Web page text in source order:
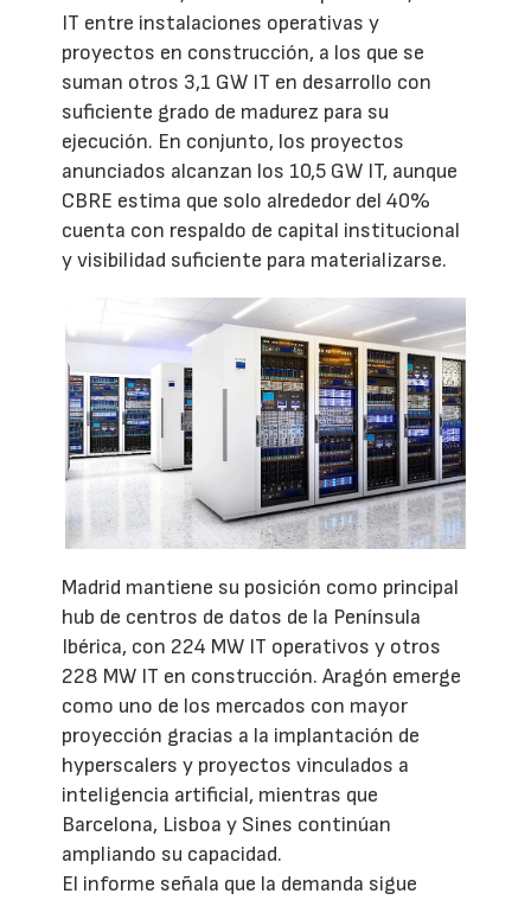
IT entre instalaciones operativas y
proyectos en construcción, a los que se
suman otros 3,1 GW IT en desarrollo con
suficiente grado de madurez para su
ejecución. En conjunto, los proyectos
anunciados alcanzan los 10,5 GW IT, aunque
CBRE estima que solo alrededor del 40%
cuenta con respaldo de capital institucional
y visibilidad suficiente para materializarse.
Madrid mantiene su posición como principal
hub de centros de datos de la Península
Ibérica, con 224 MW IT operativos y otros
228 MW IT en construcción. Aragón emerge
como uno de los mercados con mayor
proyección gracias a la implantación de
hyperscalers y proyectos vinculados a
inteligencia artificial, mientras que
Barcelona, Lisboa y Sines continúan
ampliando su capacidad.
El informe señala que la demanda sigue